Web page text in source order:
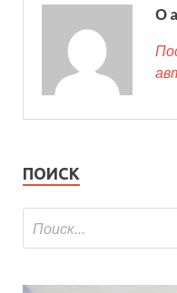
О
ПОИСК